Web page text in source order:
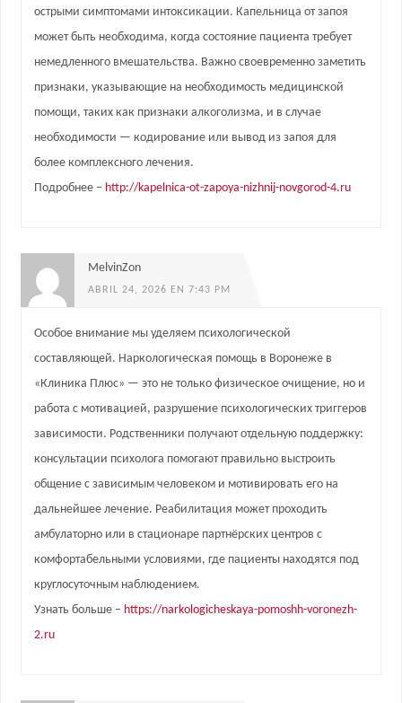
острыми симптомами интоксикации. Капельница от запоя
может быть необходима, когда состояние пациента требует
немедленного вмешательства. Важно своевременно заметить
признаки, указывающие на необходимость медицинской
помощи, таких как признаки алкоголизма, и в случае
необходимости — кодирование или вывод из запоя для
более комплексного лечения.
Подробнее – http://kapelnica-ot-zapoya-nizhnij-novgorod-4.ru
MelvinZon
ABRIL 24, 2026 EN 7:43 PM
Особое внимание мы уделяем психологической
составляющей. Наркологическая помощь в Воронеже в
«Клиника Плюс» — это не только физическое очищение, но и
работа с мотивацией, разрушение психологических триггеров
зависимости. Родственники получают отдельную поддержку:
консультации психолога помогают правильно выстроить
общение с зависимым человеком и мотивировать его на
дальнейшее лечение. Реабилитация может проходить
амбулаторно или в стационаре партнёрских центров с
комфортабельными условиями, где пациенты находятся под
круглосуточным наблюдением.
Узнать больше – https://narkologicheskaya-pomoshh-voronezh-
2.ru